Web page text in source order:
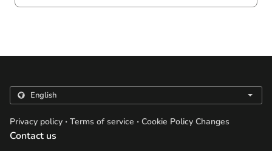
Privacy policy . Terms of service . Cookie Policy Changes
Contact us